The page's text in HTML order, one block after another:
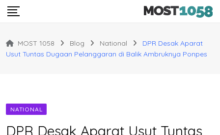
Skip
MOST 1058 Blog National
DPR Desak Aparat
Usut Tuntas Dugaan Pelanggaran di Balik Ambruknya Ponpes
NATIONAL
DPR Desak Aparat Usut Tuntas